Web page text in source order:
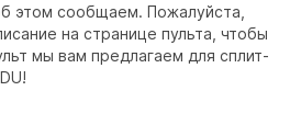
этом сообщаем. Пожалуйста,
на странице пульта, чтобы
мы вам предлагаем для сплит-